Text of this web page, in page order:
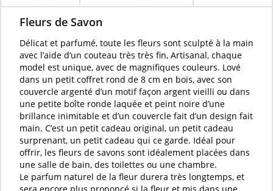
Fleurs de Savon
Délicat et parfumé, toute les fleurs sont sculpté à la main
avec l’aide d’un couteau très très fin, Artisanal, chaque
model est unique, avec de magnifiques couleurs. Lové
dans un petit coffret rond de 8 cm en bois, avec son
couvercle argenté d’un motif façon argent vieilli ou dans
une petite boîte ronde laquée et peint noire d’une
brillance inimitable et d’un couvercle fait d’un design fait
main. C’est un petit cadeau original, un petit cadeau
surprenant, un petit cadeau qui ce garde. Idéal pour
offrir, les fleurs de savons sont idéalement placées dans
une salle de bain, des toilettes ou une chambre.
Le parfum naturel de la fleur durera très longtemps, et